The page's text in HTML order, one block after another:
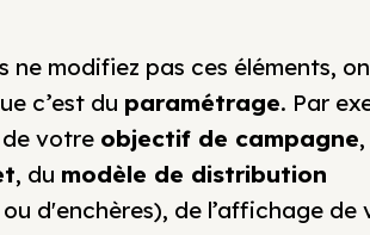
ne modifiez pas ces éléments,
c’est du paramétrage. Par
de votre objectif de campagne
, du modèle de distribution
d'enchères), de l’affichage de